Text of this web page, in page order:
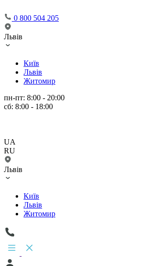
0 800 504 205
Львів
Київ
Львів
Житомир
пн-пт: 8:00 - 20:00
сб: 8:00 - 18:00
UA
RU
Львів
Київ
Львів
Житомир